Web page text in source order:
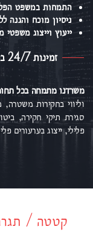
התמחות במשפט
ניסיון מוכח והגנה
ייעוץ וייצוג משפטי
זמינות 24/7 בכל רחבי הארץ
משרדנו מתמחה בכל
וליווי בחקירות משטרה,
סגירת תיקי חקירה,
פלילי, ייצוג בערעורים
קטטה /